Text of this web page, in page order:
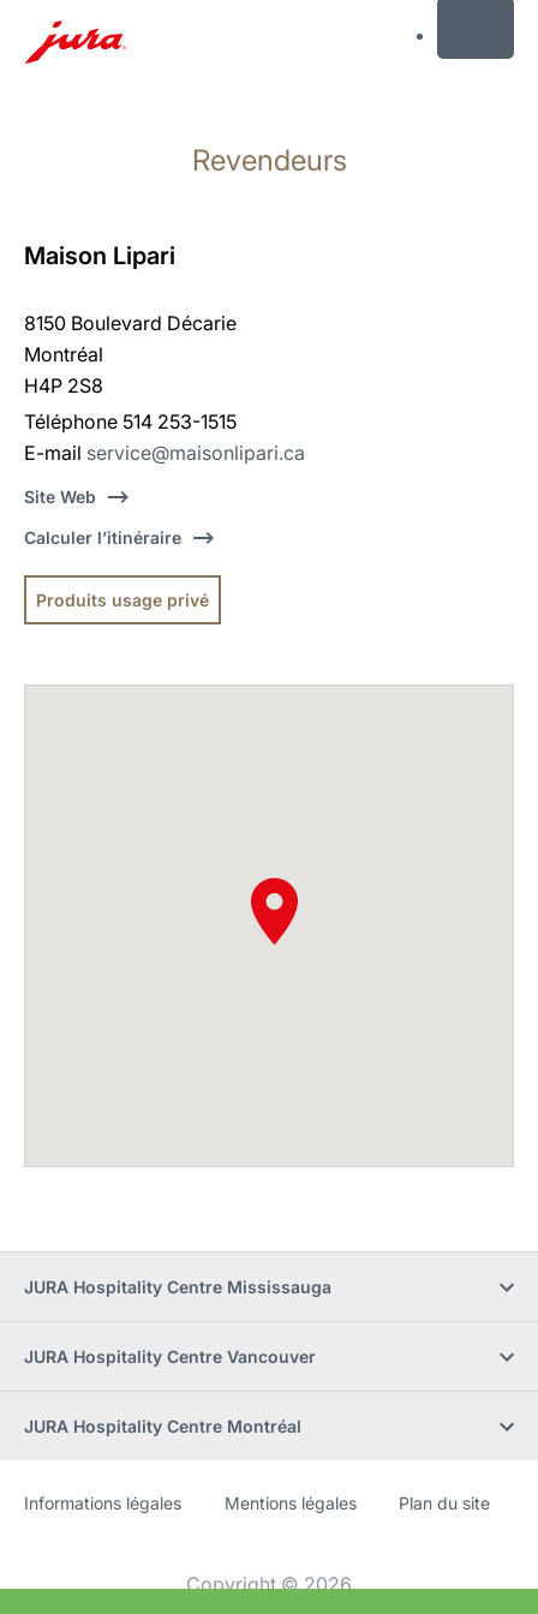
recherche
Revendeurs
Maison Lipari
8150 Boulevard Décarie
Montréal
H4P 2S8
Téléphone 514 253-1515
E-mail service@maisonlipari.ca
Site Web
Calculer l’itinéraire
Produits usage privé
JURA Hospitality Centre Mississauga
JURA Hospitality Centre Vancouver
JURA Hospitality Centre Montréal
Site
[Website
Informations légales Mentions légales Plan du site
Copyright © 2026